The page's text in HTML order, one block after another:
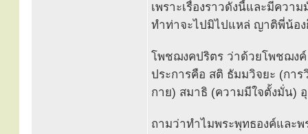
เพราะเรื่องราวดังนี้และมีคว
ทำท่าจะไปมิไปแหล่ ญาติพี่น้อ
โพชฌงคปริตร ว่าด้วยโพชฌงค์
ประการคือ สติ ธัมมวิจยะ (กา
กาย) สมาธิ (ความมีใจตั้งมั่น)
ถามว่าทำไมพระพุทธองค์และ